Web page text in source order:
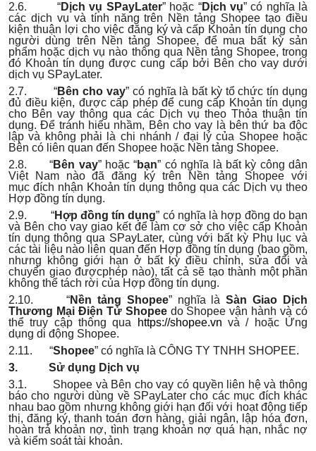
2.6. “Dịch vụ SPayLater” hoặc “Dịch vụ” có nghĩa là
các dịch vụ và tính năng trên Nền tảng Shopee tạo điều
kiện thuận lợi cho việc đăng ký và cấp Khoản tín dụng cho
người dùng trên Nền tảng Shopee, để mua bất kỳ sản
phẩm hoặc dịch vụ nào thông qua Nền tảng Shopee, trong
đó Khoản tín dụng được cung cấp bởi Bên cho vay dưới
dịch vụ SPayLater.
2.7. “Bên cho vay” có nghĩa là bất kỳ tổ chức tín dụng
đủ điều kiện, được cấp phép để cung cấp Khoản tín dụng
cho Bên vay thông qua các Dịch vụ theo Thỏa thuận tín
dụng. Để tránh hiểu nhầm, Bên cho vay là bên thứ ba độc
lập và không phải là chi nhánh / đại lý của Shopee hoặc
Bên có liên quan đến Shopee hoặc Nền tảng Shopee.
2.8. “Bên vay” hoặc “bạn” có nghĩa là bất kỳ công dân
Việt Nam nào đã đăng ký trên Nền tảng Shopee với
mục đích nhận Khoản tín dụng thông qua các Dịch vụ theo
Hợp đồng tín dụng.
2.9. “Hợp đồng tín dụng” có nghĩa là hợp đồng do bạn
và Bên cho vay giao kết để làm cơ sở cho việc cấp Khoản
tín dụng thông qua SPayLater, cùng với bất kỳ Phụ lục và
các tài liệu nào liên quan đến Hợp đồng tín dụng (bao gồm,
nhưng không giới hạn ở bất kỳ điều chỉnh, sửa đổi và
chuyển giao đượcphép nào), tất cả sẽ tạo thành một phần
không thể tách rời của Hợp đồng tín dụng.
2.10. “Nền tảng Shopee” nghĩa làSàn Giao Dịch
Thương Mại Điện Tử Shopee do Shopee vận hành và có
thể truy cập thông qua
https://shopee.vnvà / hoặc Ứng
dụng di động Shopee.
2.11. “Shopee” có nghĩa là CÔNG TY TNHH SHOPEE.
3. Sử dụng Dịch vụ
3.1. Shopee và Bên cho vay có quyền liên hệ và thông
báo cho người dùng về SPayLater cho các mục đích khác
nhau bao gồm nhưng không giới hạn đối với hoạt động tiếp
thị, đăng ký, thanh toán đơn hàng, giải ngân, lập hóa đơn,
hoàn trả khoản nợ, tình trạng khoản nợ quá hạn, nhắc nợ
và kiểm soát tài khoản.